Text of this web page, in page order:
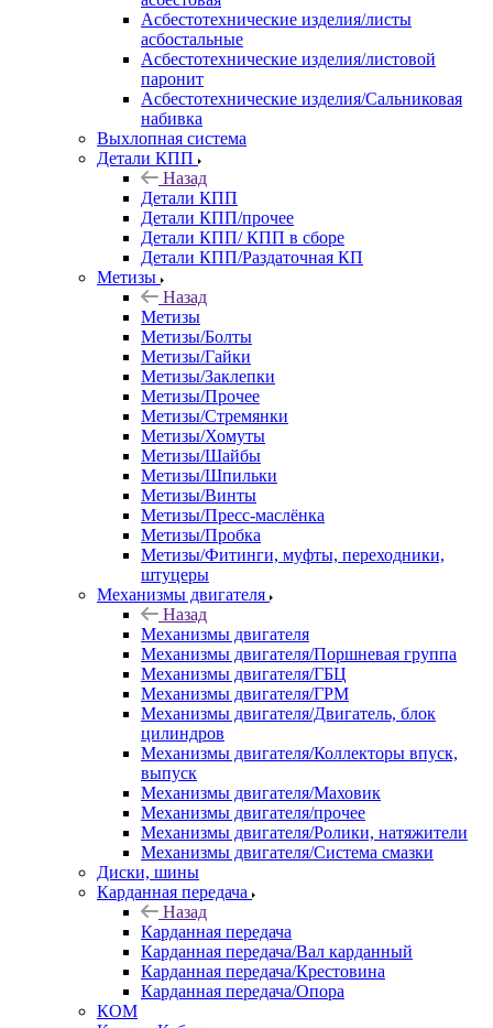
Асбестотехнические изделия/листы
асбостальные
Асбестотехнические изделия/листовой
паронит
Асбестотехнические изделия/Сальниковая
набивка
Выхлопная система
Детали КПП
Назад
Детали КПП
Детали КПП/прочее
Детали КПП/ КПП в сборе
Детали КПП/Раздаточная КП
Метизы
Назад
Метизы
Метизы/Болты
Метизы/Гайки
Метизы/Заклепки
Метизы/Прочее
Метизы/Стремянки
Метизы/Хомуты
Метизы/Шайбы
Метизы/Шпильки
Метизы/Винты
Метизы/Пресс-маслёнка
Метизы/Пробка
Метизы/Фитинги, муфты, переходники,
штуцеры
Механизмы двигателя
Назад
Механизмы двигателя
Механизмы двигателя/Поршневая группа
Механизмы двигателя/ГБЦ
Механизмы двигателя/ГРМ
Механизмы двигателя/Двигатель, блок
цилиндров
Механизмы двигателя/Коллекторы впуск,
выпуск
Механизмы двигателя/Маховик
Механизмы двигателя/прочее
Механизмы двигателя/Ролики, натяжители
Механизмы двигателя/Система смазки
Диски, шины
Карданная передача
Назад
Карданная передача
Карданная передача/Вал карданный
Карданная передача/Крестовина
Карданная передача/Опора
КОМ